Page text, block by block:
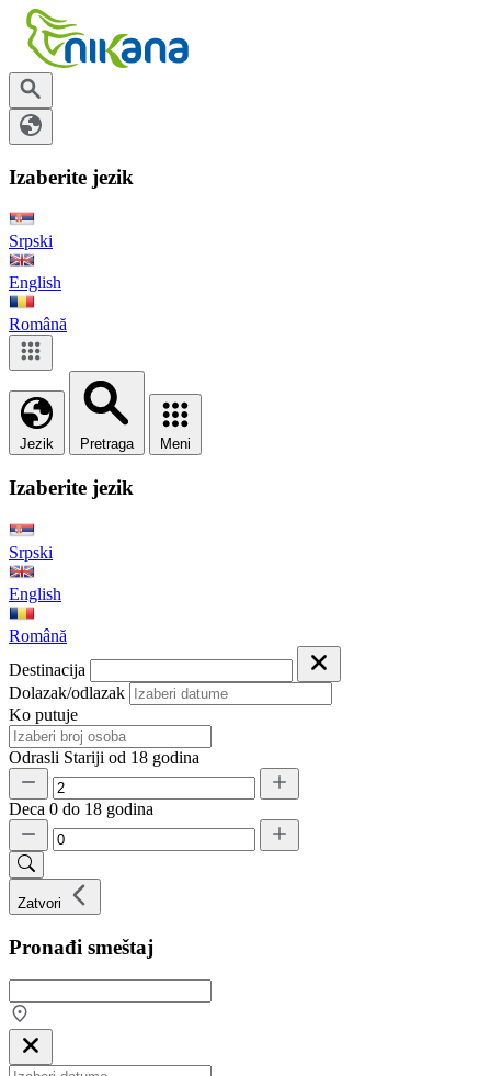
Izaberite jezik
Srpski
English
Română
Jezik Pretraga Meni
Izaberite jezik
Srpski
English
Română
Destinacija
Dolazak/odlazak
Ko putuje
Odrasli Stariji od 18 godina
Deca 0 do 18 godina
Zatvori
Pronađi smeštaj